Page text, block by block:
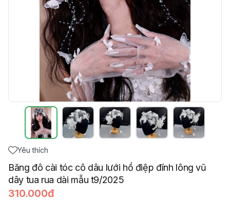
Yêu thích
Băng đô cài tóc cô dâu lưới hồ điệp đính lông vũ
dây tua rua dài mẫu t9/2025
310.000đ